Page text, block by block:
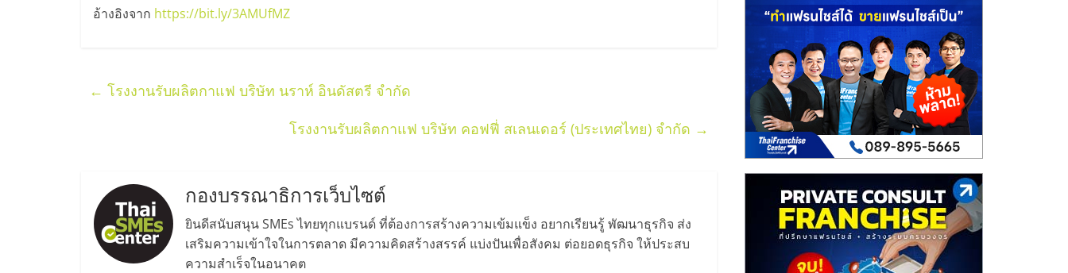
ลงทุน
และ
ขยาย
ขา
แฟ
อ้างอิงจาก https://bit.ly/3AMUfMZ
← โรงงานรับผลิตกาแฟ บริษัท นราห์ อินดัสตรี จำกัด
โรงงานรับผลิตกาแฟ บริษัท คอฟฟี่ สเลนเดอร์ (ประเทศไทย) จำกัด →
กองบรรณาธิการเว็บไซต์
ยินดีสนับสนุน SMEs ไทยทุกแบรนด์ ที่ต้องการสร้างความเข้มแข็ง อยากเรียนรู้ พัฒนาธุรกิจ ส่ง
เสริมความเข้าใจในการตลาด มีความคิดสร้างสรรค์ แบ่งปันเพื่อสังคม ต่อยอดธุรกิจ ให้ประสบ
ความสำเร็จในอนาคต